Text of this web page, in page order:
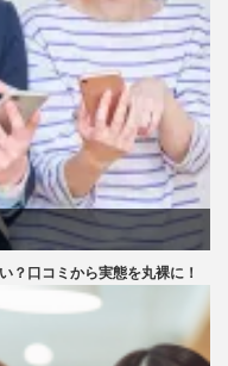
？口コミから実態を丸裸に！